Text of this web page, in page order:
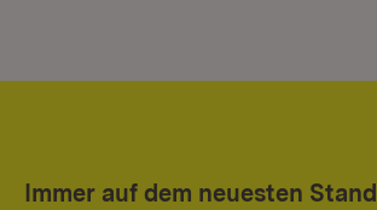
Immer auf dem neuesten Stand